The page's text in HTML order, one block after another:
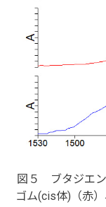
図５ ブタジエン
ゴム(cis体)（赤